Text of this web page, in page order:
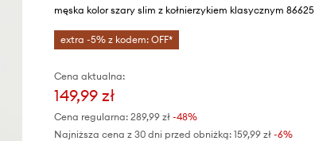
męska kolor szary slim z kołnierzykiem klasycznym 86625
extra -5% z kodem: OFF*
Cena aktualna:
149,99 zł
Cena regularna: 289,99 zł-48%
Najniższa cena z 30 dni przed obniżką: 159,99 zł -6%